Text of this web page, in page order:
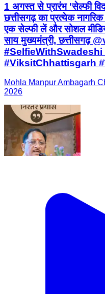
1 अगस्त से प्रारंभ 'सेल्फी
छत्तीसगढ़ का प्रत्येक
एक सेल्फी लें और सोशल
साय मुख्यमंत्री, छत्तीसगढ़
#ViksitChhattisgarh
Mohla Manpur Ambagarh
2026